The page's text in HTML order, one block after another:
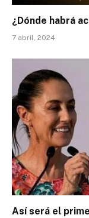
¿Dónde habrá
7 abril, 2024
Así será el